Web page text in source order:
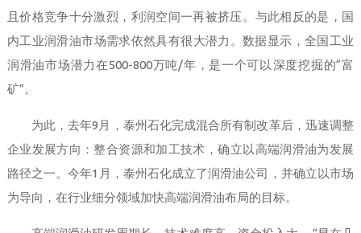
且价格竞争十分激烈，利润空间一再被挤压。与此相反的是，国
内工业润滑油市场需求依然具有很大潜力。数据显示，全国工业
润滑油市场潜力在500-800万吨/年，是一个可以深度挖掘的“富
矿”。
为此，去年9月，泰州石化完成混合所有制改革后，迅速调整
企业发展方向：整合资源和加工技术，确立以高端润滑油为发展
路径之一。今年1月，泰州石化成立了润滑油公司，并确立以市场
为导向，在行业细分领域加快高端润滑油布局的目标。